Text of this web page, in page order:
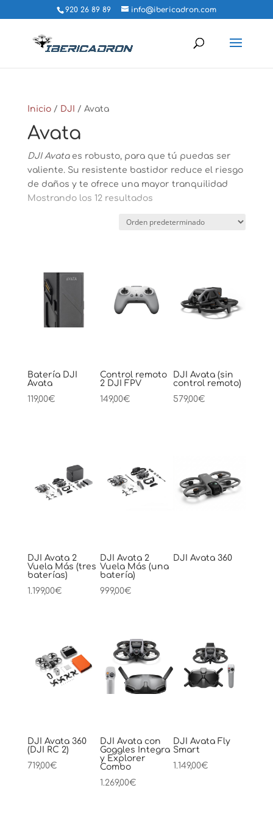
920 26 89 89 info@ibericadron.com
Inicio/ DJI / Avata
Avata
DJI Avataes robusto, para que tú puedas ser
valiente. Su resistente bastidor reduce el riesgo
de daños y te ofrece una mayor tranquilidad
Mostrando los 12 resultados
Batería DJI
Avata
119,00€
Control remoto
2 DJI FPV
149,00€
DJI Avata (sin
control remoto)
579,00€
DJI Avata 2
Vuela Más (tres
baterías)
1.199,00€
DJI Avata 2
Vuela Más (una
batería)
999,00€
DJI Avata 360
DJI Avata 360
(DJI RC 2)
719,00€
DJI Avata con
Goggles Integra
y Explorer
Combo
1.269,00€
DJI Avata Fly
Smart
1.149,00€